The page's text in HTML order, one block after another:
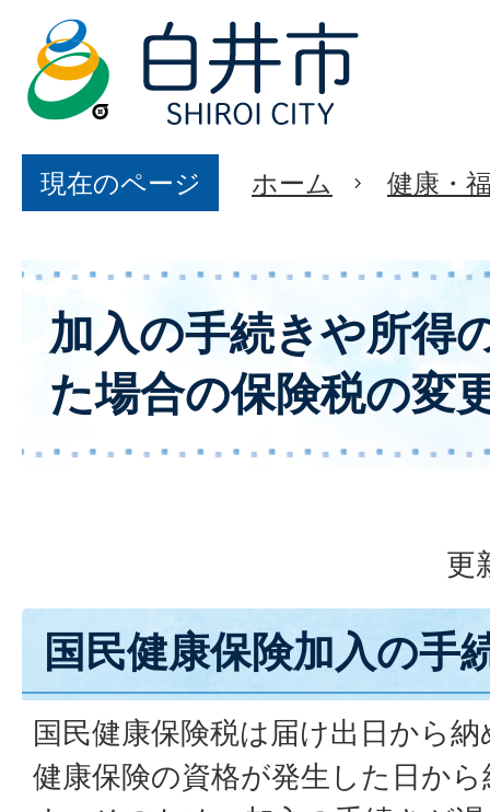
現在のページ ホーム 健康・
加入の手続きや所得
た場合の保険税の変
更
国民健康保険加入の手
国民健康保険税は届け出日から
健康保険の資格が発生した日か